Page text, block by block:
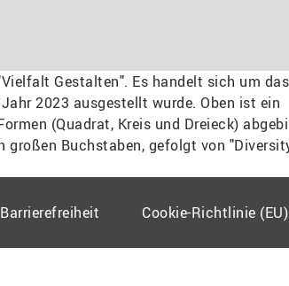
Barrierefreiheit Cookie-Richtlinie (EU)